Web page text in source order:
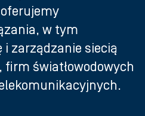
w tym
i zarządzanie siecią
firm światłowodowych